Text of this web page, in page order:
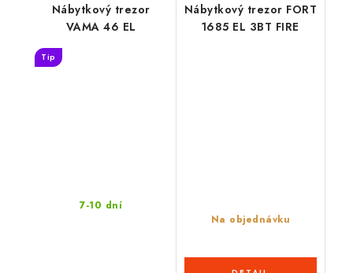
Nábytkový trezor
VAMA 46 EL
Tip
7-10 dní
Nábytkový trezor FORT
1685 EL 3BT FIRE
Na objednávku